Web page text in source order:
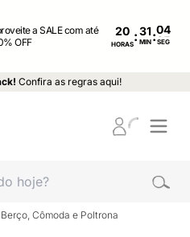
a SALE com até
OFF
20
HORAS: MIN : SEG
Confira as regras aqui!
Berço, Cômoda e Poltrona